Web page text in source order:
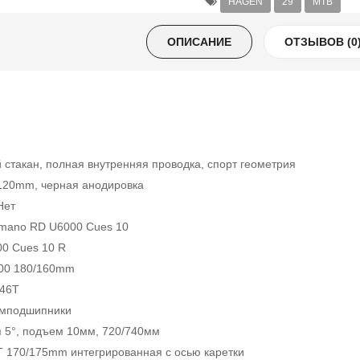
ОПИСАНИЕ ОТЗЫВОВ
полная внутренняя проводка, спорт геометрия
черная анодировка
RD U6000 Cues 10
Cues 10 R
180/160mm
5°, подъем 10мм, 720/740мм
175mm интегрированная с осью каретки